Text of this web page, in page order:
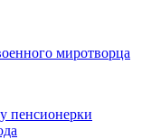
миротворца
пенсионерки